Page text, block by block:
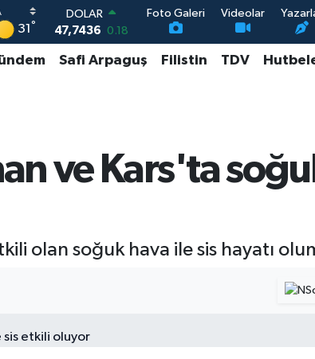
31 °
DOLAR
47,7436 0.18
EURO
55,2510 0.32
13.779
-14
Foto Galeri Videolar
Safi Arpaguş Filistin TDV
ve Kars'ta
olan soğuk hava ile sis hayatı